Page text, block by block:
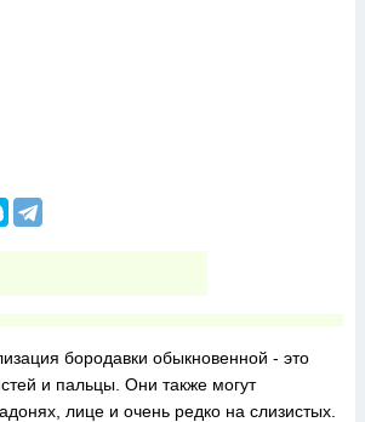
бородавки обыкновенной - это
и пальцы. Они также могут
лице и очень редко на слизистых.